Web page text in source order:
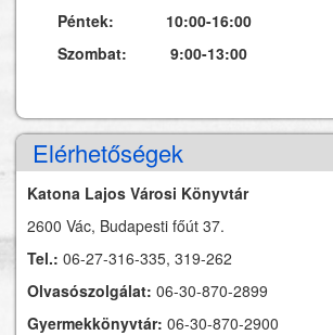
Péntek: 10:00-16:00
Szombat: 9:00-13:00
Elérhetőségek
Katona Lajos Városi Könyvtár
2600 Vác, Budapesti főút 37.
Tel.: 06-27-316-335, 319-262
Olvasószolgálat: 06-30-870-2899
Gyermekkönyvtár: 06-30-870-2900